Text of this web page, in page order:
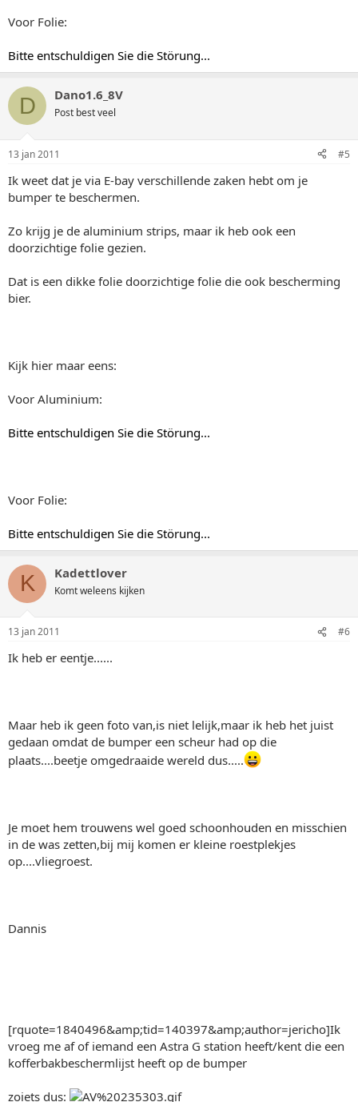
Voor Folie:
Bitte entschuldigen Sie die Störung...
D Dano1.6_8V
Post best veel
13 jan 2011 #5
Ik weet dat je via E-bay verschillende zaken hebt om je
bumper te beschermen.
Zo krijg je de aluminium strips, maar ik heb ook een
doorzichtige folie gezien.
Dat is een dikke folie doorzichtige folie die ook bescherming
bier.
Kijk hier maar eens:
Voor Aluminium:
Bitte entschuldigen Sie die Störung...
Voor Folie:
Bitte entschuldigen Sie die Störung...
K Kadettlover
Komt weleens kijken
13 jan 2011 #6
Ik heb er eentje......
Maar heb ik geen foto van,is niet lelijk,maar ik heb het juist
gedaan omdat de bumper een scheur had op die
plaats....beetje omgedraaide wereld dus.....
Je moet hem trouwens wel goed schoonhouden en misschien
in de was zetten,bij mij komen er kleine roestplekjes
op....vliegroest.
Dannis
[rquote=1840496&amp;tid=140397&amp;author=jericho]Ik
vroeg me af of iemand een Astra G station heeft/kent die een
kofferbakbeschermlijst heeft op de bumper
zoiets dus: